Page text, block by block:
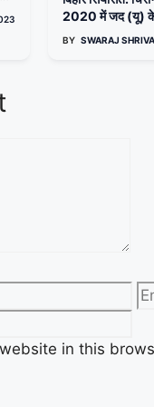
2020 में जद (यू) के
नीतीश
BY SWARAJ
in this